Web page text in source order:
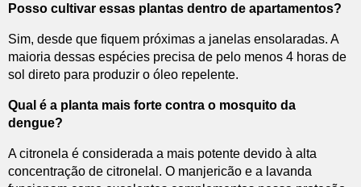
Posso cultivar essas plantas dentro de apartamentos?
Sim, desde que fiquem próximas a janelas ensolaradas. A
maioria dessas espécies precisa de pelo menos 4 horas de
sol direto para produzir o óleo repelente.
Qual é a planta mais forte contra o mosquito da
dengue?
A citronela é considerada a mais potente devido à alta
concentração de citronelal. O manjericão e a lavanda